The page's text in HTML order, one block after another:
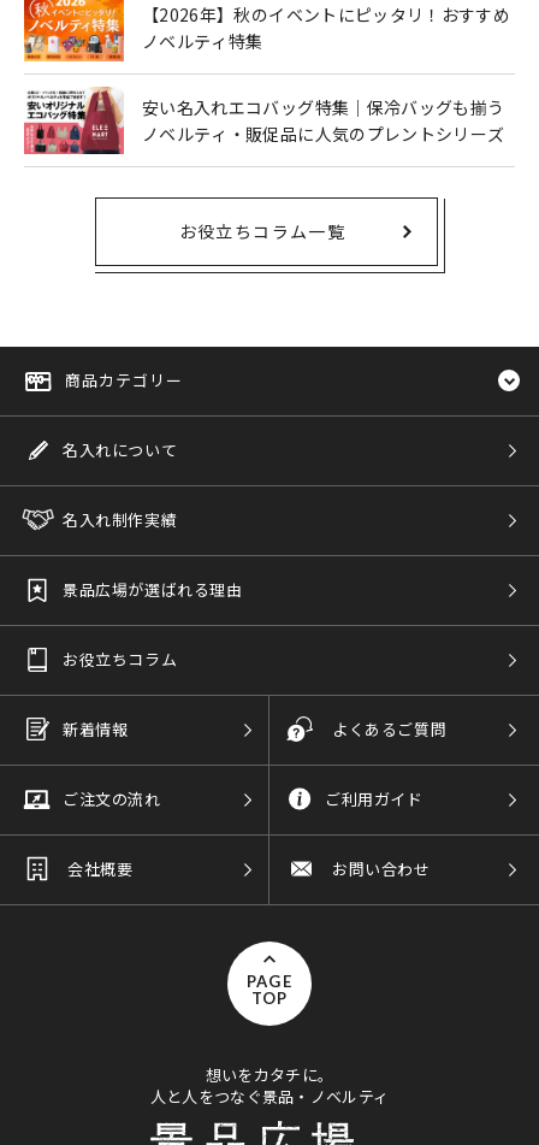
【2026年】秋のイベントにピッタリ！おすすめ
ノベルティ特集
安い名入れエコバッグ特集｜保冷バッグも揃う
ノベルティ・販促品に人気のプレントシリーズ
お役立ちコラム一覧
商品カテゴリー
名入れについて
名入れ制作実績
景品広場が選ばれる理由
お役立ちコラム
新着情報 よくあるご質問
ご注文の流れ ご利用ガイド
会社概要 お問い合わせ
PAGE
TOP
想いをカタチに。
人と人をつなぐ景品・ノベルティ